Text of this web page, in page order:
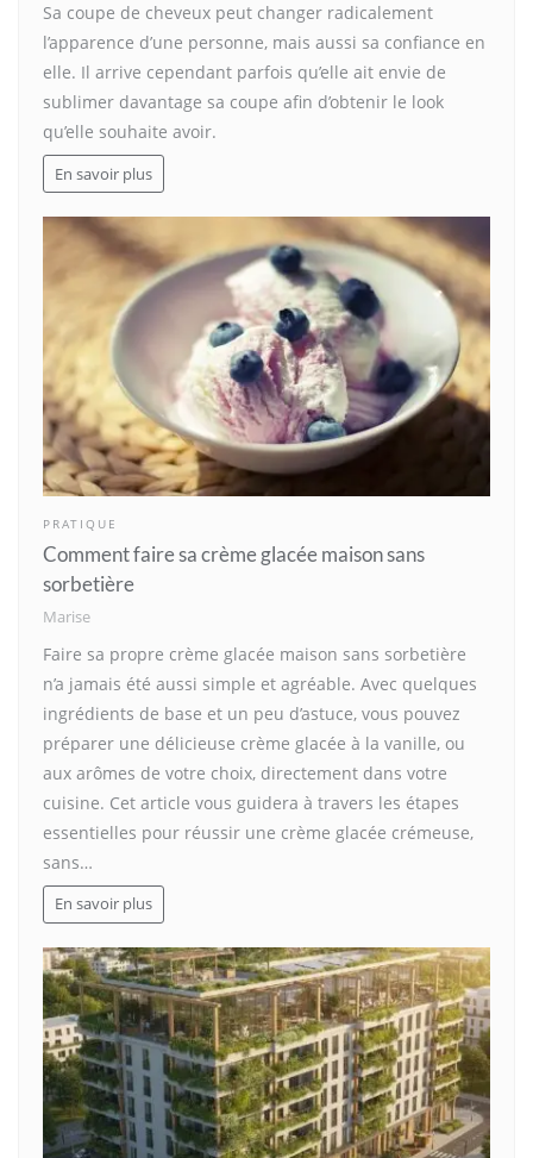
Sa coupe de cheveux peut changer radicalement
l’apparence d’une personne, mais aussi sa confiance en
elle. Il arrive cependant parfois qu’elle ait envie de
sublimer davantage sa coupe afin d’obtenir le look
qu’elle souhaite avoir.
En savoir plus
PRATIQUE
Comment faire sa crème glacée maison sans
sorbetière
Marise
Faire sa propre crème glacée maison sans sorbetière
n’a jamais été aussi simple et agréable. Avec quelques
ingrédients de base et un peu d’astuce, vous pouvez
préparer une délicieuse crème glacée à la vanille, ou
aux arômes de votre choix, directement dans votre
cuisine. Cet article vous guidera à travers les étapes
essentielles pour réussir une crème glacée crémeuse,
sans…
En savoir plus